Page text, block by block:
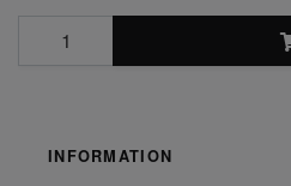
INFORMATION